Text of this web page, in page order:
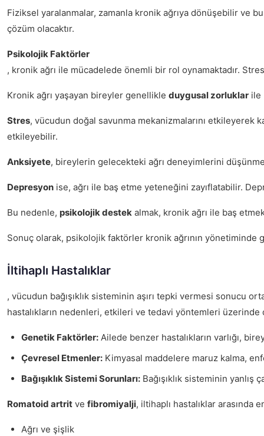
Fiziksel yaralanmalar, zamanla kronik ağrıya dönüşebilir ve
çözüm olacaktır.
Psikolojik Faktörler
, kronik ağrı ile mücadelede önemli bir rol oynamaktadır.
Kronik ağrı yaşayan bireyler genellikle duygusal zorluklar ile
Stres, vücudun doğal savunma mekanizmalarını etkileyerek
etkileyebilir.
Anksiyete, bireylerin gelecekteki ağrı deneyimlerini
Depresyon ise, ağrı ile baş etme yeteneğini zayıflatabilir.
Bu nedenle, psikolojik destek almak, kronik ağrı ile baş
Sonuç olarak, psikolojik faktörler kronik ağrının yönetiminde
İltihaplı Hastalıklar
, vücudun bağışıklık sisteminin aşırı tepki vermesi sonucu
hastalıkların nedenleri, etkileri ve tedavi yöntemleri üzerinde
Genetik Faktörler: Ailede benzer hastalıkların varlığı,
Çevresel Etmenler: Kimyasal maddelere maruz kalma,
Bağışıklık Sistemi Sorunları: Bağışıklık sisteminin yanlış
Romatoid artrit ve fibromiyalji, iltihaplı hastalıklar
Ağrı ve şişlik